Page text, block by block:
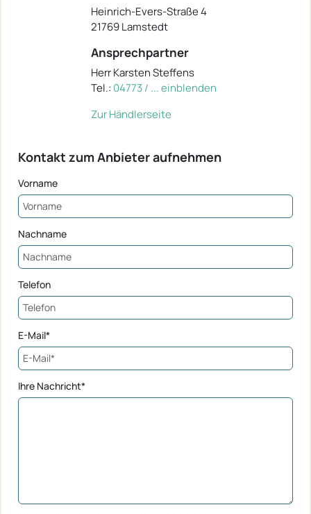
Heinrich-Evers-Straße 4
21769 Lamstedt
Ansprechpartner
Herr Karsten Steffens
Tel.: 04773 / ... einblenden
Zur Händlerseite
Kontakt zum Anbieter aufnehmen
Vorname
Nachname
Telefon
E-Mail*
Ihre Nachricht*